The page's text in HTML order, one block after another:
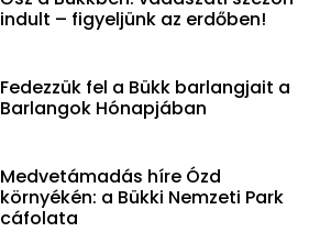
indult – figyeljünk az erdőben!
Fedezzük fel a Bükk barlangjait a
Barlangok Hónapjában
Medvetámadás híre Ózd
környékén: a Bükki Nemzeti Park
cáfolata